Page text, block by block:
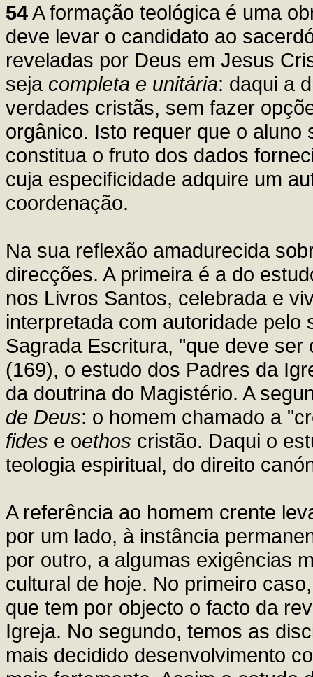
54A formação teológica é uma
deve levar o candidato ao
reveladas por Deus em Jesus
seja completa e unitária: daqui a
verdades cristãs, sem fazer
orgânico. Isto requer que o
constitua o fruto dos dados
cuja especificidade adquire um
coordenação.
Na sua reflexão amadurecida
direcções. A primeira é a do
nos Livros Santos, celebrada e
interpretada com autoridade
Sagrada Escritura, "que deve
(169), o estudo dos Padres da
da doutrina do Magistério. A
de Deus: o homem chamado a
fides e oethos cristão. Daqui o
teologia espiritual, do direito
A referência ao homem crente
por um lado, à instância
por outro, a algumas exigências
cultural de hoje. No primeiro
que tem por objecto o facto da
Igreja. No segundo, temos as
mais decidido desenvolvimento